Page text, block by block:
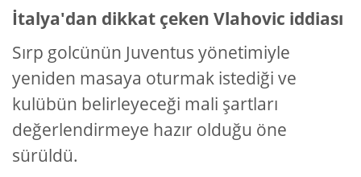
İtalya'dan dikkat çeken Vlahovic iddiası
Sırp golcünün Juventus yönetimiyle
yeniden masaya oturmak istediği ve
kulübün belirleyeceği mali şartları
değerlendirmeye hazır olduğu öne
sürüldü.